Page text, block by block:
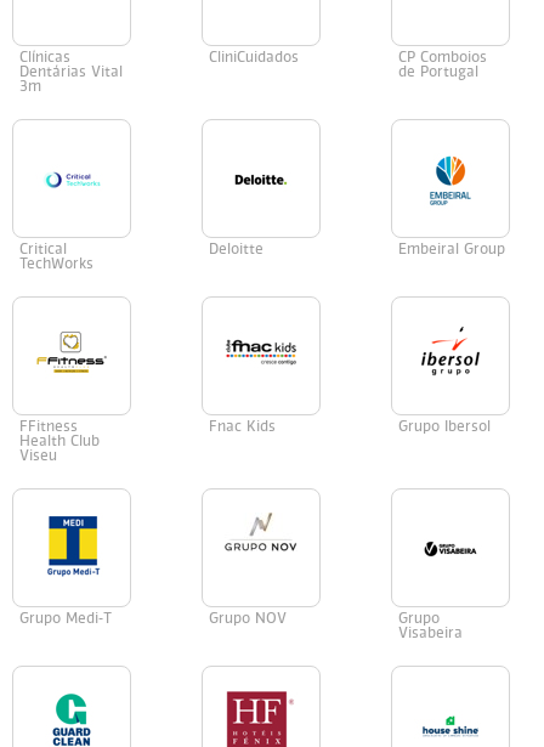
Clínicas
Dentárias Vital
3m
CliniCuidados
CP Comboios
de Portugal
Critical
TechWorks
Deloitte Embeiral Group
FFitness
Health Club
Viseu
Fnac Kids Grupo Ibersol
Grupo Medi-T Grupo NOV
Grupo
Visabeira